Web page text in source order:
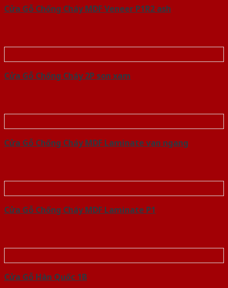
Cửa Gỗ Chống Cháy MDF Veneer P1R2 ash
Cửa Gỗ Chống Cháy 2P son xam
Cửa Gỗ Chống Cháy MDF Laminate van ngang
Cửa Gỗ Chống Cháy MDF Laminate P1
Cửa Gỗ Hàn Quốc 1B